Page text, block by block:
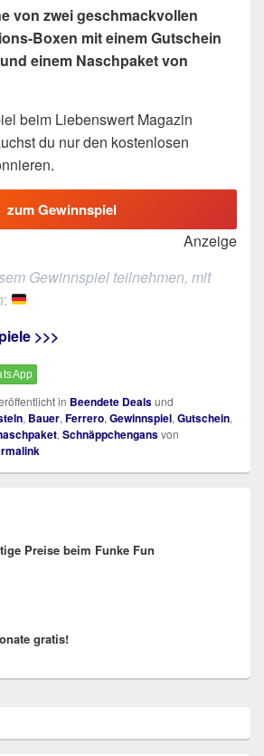
von zwei geschmackvollen
Boxen mit einem Gutschein
einem Naschpaket von
beim Liebenswert Magazin
du nur den kostenlosen
zum Gewinnspiel
Anzeige
Gewinnspiel teilnehmen, mit
:
>>>
in Beendete Dealsund
, Bauer, Ferrero, Gewinnspiel, Gutschein,
, Schnäppchengansvon
Preise beim Funke Fun
gratis!